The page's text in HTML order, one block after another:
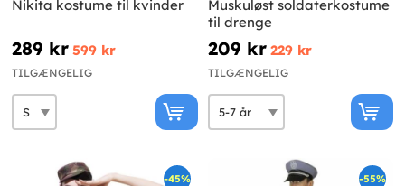
Nikita kostume til kvinder
289 kr 599 kr
TILGÆNGELIG
Muskuløst soldaterkostume
til drenge
209 kr 229 kr
TILGÆNGELIG
-45% -55%